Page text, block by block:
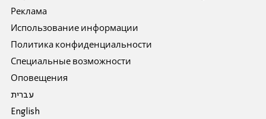
Реклама
Использование информации
Политика конфиденциальности
Специальные возможности
Оповещения
עברית
English